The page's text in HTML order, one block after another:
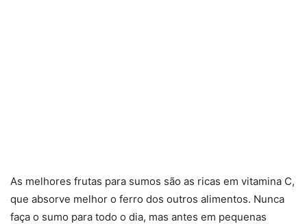
As melhores frutas para sumos são as ricas em vitamina C,
que absorve melhor o ferro dos outros alimentos. Nunca
faça o sumo para todo o dia, mas antes em pequenas